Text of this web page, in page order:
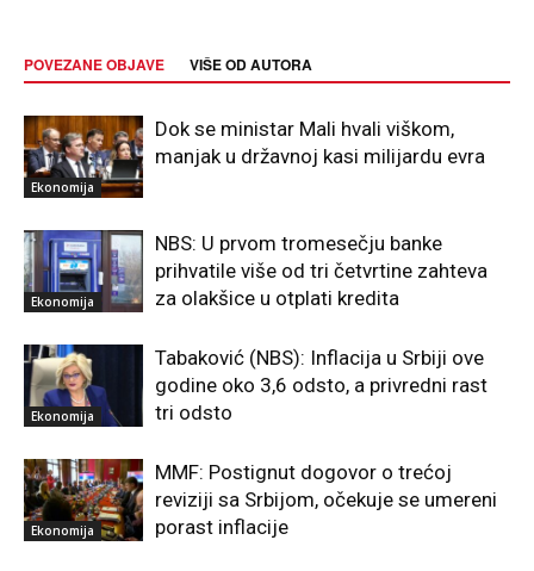
POVEZANE OBJAVE VIŠE OD AUTORA
Ekonomija
Dok se ministar Mali hvali viškom,
manjak u državnoj kasi milijardu evra
Ekonomija
NBS: U prvom tromesečju banke
prihvatile više od tri četvrtine zahteva
za olakšice u otplati kredita
Ekonomija
Tabaković (NBS): Inflacija u Srbiji ove
godine oko 3,6 odsto, a privredni rast
tri odsto
Ekonomija
MMF: Postignut dogovor o trećoj
reviziji sa Srbijom, očekuje se umereni
porast inflacije